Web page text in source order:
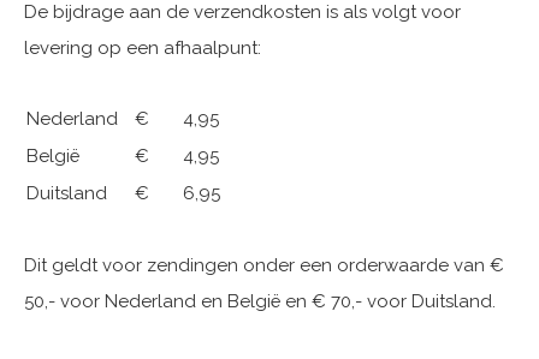
De bijdrage aan de verzendkosten is als volgt voor
levering op een afhaalpunt:
Nederland
€ 4,95
België
€ 4,95
Duitsland
€ 6,95
Dit geldt voor zendingen onder een orderwaarde van €
50,- voor Nederland en België en € 70,- voor Duitsland.